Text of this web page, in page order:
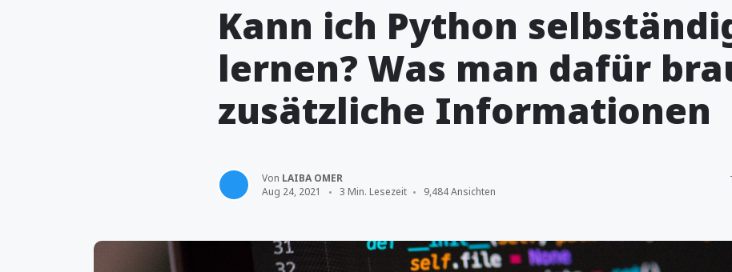
Kann ich Python
lernen? Was man dafür
zusätzliche Informationen
Von LAIBA OMER
Aug 24, 2021
3 Min. Lesezeit 9,484 Ansichten